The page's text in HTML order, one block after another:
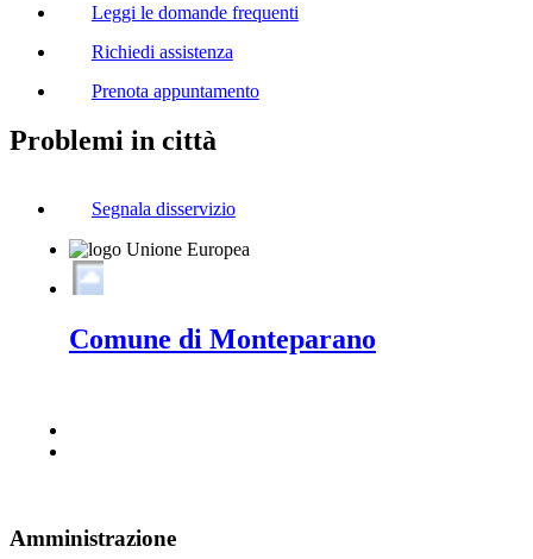
Leggi le domande frequenti
Richiedi assistenza
Prenota appuntamento
Problemi in città
Segnala disservizio
Comune di Monteparano
Amministrazione